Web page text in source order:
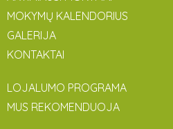
MOKYMŲ KALENDORIUS
GALERIJA
KONTAKTAI
LOJALUMO PROGRAMA
MUS REKOMENDUOJA